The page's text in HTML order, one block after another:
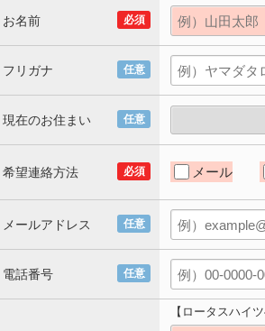
必須
お名前
任意
フリガナ
任意
現在のお住まい
必須
希望連絡方法 メール
任意
メールアドレス
任意
電話番号
【ロータスハイ